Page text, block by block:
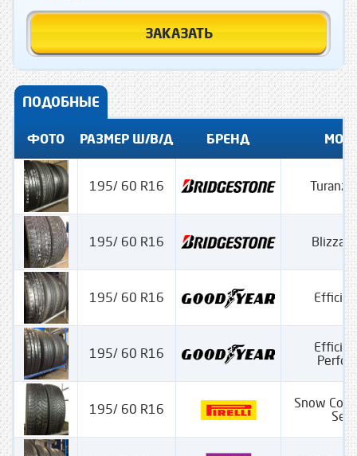
ЗАКАЗАТЬ
ПОДОБНЫЕ
ФОТО РАЗМЕР Ш/В/Д БРЕНД
195/ 60 R16
195/ 60 R16 Blizzak
195/ 60 R16
195/ 60 R16
195/ 60 R16
Snow